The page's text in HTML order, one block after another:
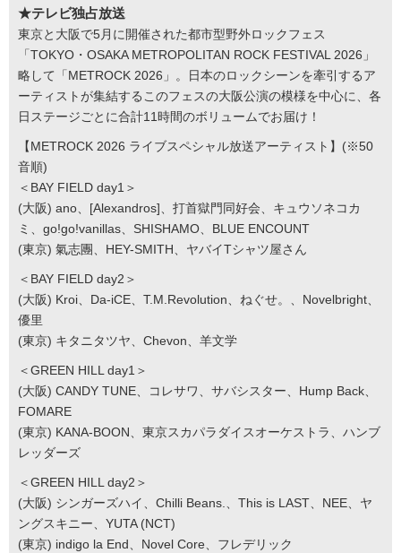
★テレビ独占放送
東京と大阪で5月に開催された都市型野外ロックフェス
「TOKYO・OSAKA METROPOLITAN ROCK FESTIVAL 2026」
略して「METROCK 2026」。日本のロックシーンを牽引するア
ーティストが集結するこのフェスの大阪公演の模様を中心に、各
日ステージごとに合計11時間のボリュームでお届け！
【METROCK 2026 ライブスペシャル放送アーティスト】(※50
音順)
＜BAY FIELD day1＞
(大阪) ano、[Alexandros]、打首獄門同好会、キュウソネコカ
ミ、go!go!vanillas、SHISHAMO、BLUE ENCOUNT
(東京) 氣志團、HEY-SMITH、ヤバイTシャツ屋さん
＜BAY FIELD day2＞
(大阪) Kroi、Da-iCE、T.M.Revolution、ねぐせ。、Novelbright、
優里
(東京) キタニタツヤ、Chevon、羊文学
＜GREEN HILL day1＞
(大阪) CANDY TUNE、コレサワ、サバシスター、Hump Back、
FOMARE
(東京) KANA-BOON、東京スカパラダイスオーケストラ、ハンブ
レッダーズ
＜GREEN HILL day2＞
(大阪) シンガーズハイ、Chilli Beans.、This is LAST、NEE、ヤ
ングスキニー、YUTA (NCT)
(東京) indigo la End、Novel Core、フレデリック